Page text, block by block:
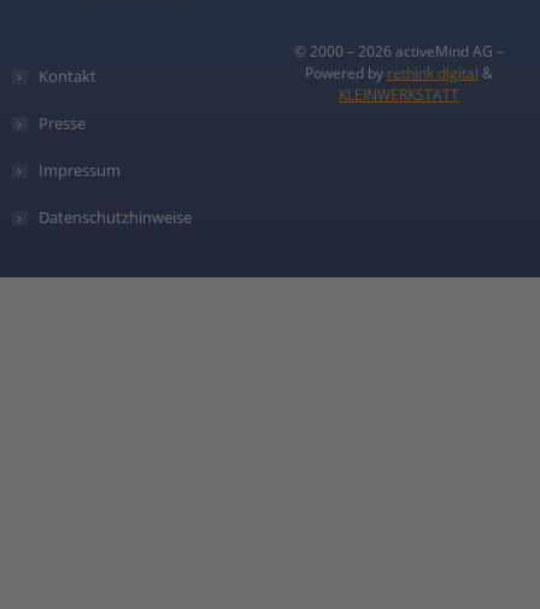
Kontakt
Presse
Impressum
Datenschutzhinweise
© 2000 – 2026 activeMind AG –
Powered by rethink digital &
KLEINWERKSTATT